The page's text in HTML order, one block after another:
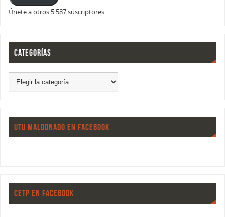
Únete a otros 5.587 suscriptores
CATEGORÍAS
UTU MALDONADO EN FACEBOOK
CETP EN FACEBOOK